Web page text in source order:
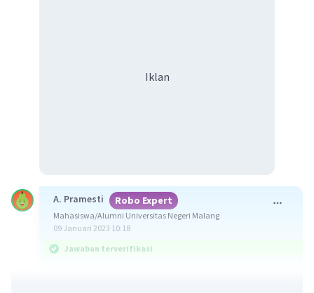
Iklan
A. Pramesti Robo Expert
Mahasiswa/Alumni Universitas Negeri Malang
09 Januari 2023 10:18
Jawaban terverifikasi